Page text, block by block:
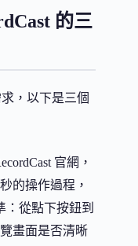
的三
，以下是三個
官網，
的操作過程，
：從點下按鈕到
畫面是否清晰